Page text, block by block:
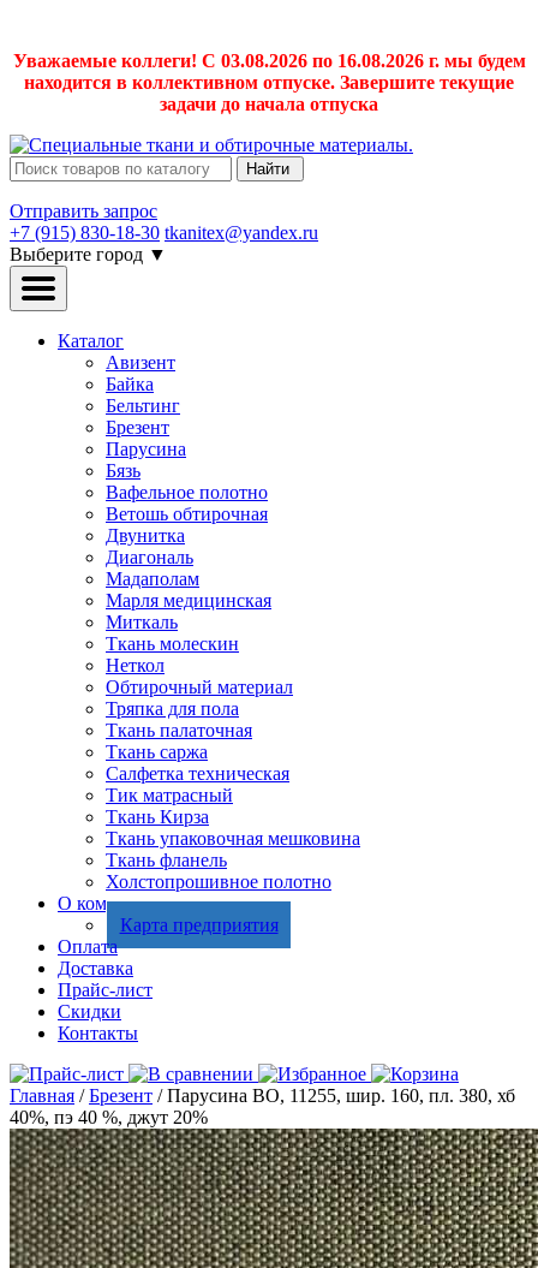
Уважаемые коллеги! С 03.08.2026 по 16.08.2026 г. мы будем
находится в коллективном отпуске. Завершите текущие
задачи до начала отпуска
Найти
Отправить запрос
+7 (915) 830-18-30 tkanitex@yandex.ru
Выберите город ▼
Каталог
Авизент
Байка
Бельтинг
Брезент
Парусина
Бязь
Вафельное полотно
Ветошь обтирочная
Двунитка
Диагональ
Мадаполам
Марля медицинская
Миткаль
Ткань молескин
Неткол
Обтирочный материал
Тряпка для пола
Ткань палаточная
Ткань саржа
Салфетка техническая
Тик матрасный
Ткань Кирза
Ткань упаковочная мешковина
Ткань фланель
Холстопрошивное полотно
О компании
Карта предприятия
Оплата
Доставка
Прайс-лист
Скидки
Контакты
Главная /Брезент / Парусина ВО, 11255, шир. 160, пл. 380, хб
40%, пэ 40 %, джут 20%